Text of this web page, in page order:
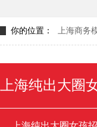
你的位置： 上海商务
上海纯出大圈